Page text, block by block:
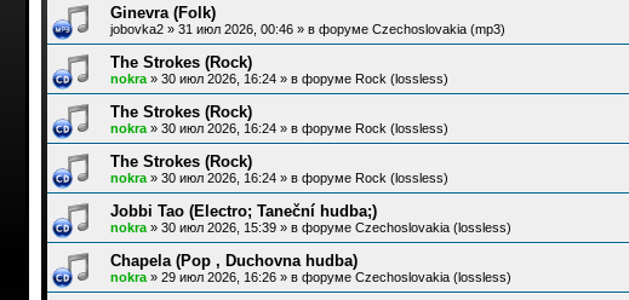
Ginevra (Folk)
jobovka2» 31 июл 2026, 00:46» в форуме Czechoslovakia (mp3)
The Strokes (Rock)
nokra» 30 июл 2026, 16:24» в форуме Rock (lossless)
The Strokes (Rock)
nokra» 30 июл 2026, 16:24» в форуме Rock (lossless)
The Strokes (Rock)
nokra» 30 июл 2026, 16:24» в форуме Rock (lossless)
Jobbi Tao (Electro; Taneční hudba;)
nokra» 30 июл 2026, 15:39» в форуме Czechoslovakia (lossless)
Chapela (Pop , Duchovna hudba)
nokra» 29 июл 2026, 16:26» в форуме Czechoslovakia (lossless)